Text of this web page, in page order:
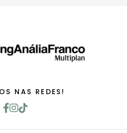
NAS REDES!